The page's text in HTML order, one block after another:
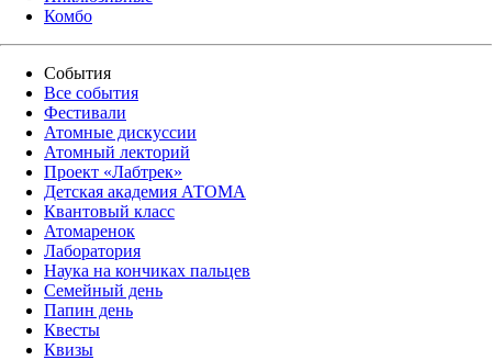
Комбо
События
Все события
Фестивали
Атомные дискуссии
Атомный лекторий
Проект «Лабтрек»
Детская академия АТОМА
Квантовый класс
Атомаренок
Лаборатория
Наука на кончиках пальцев
Семейный день
Папин день
Квесты
Квизы